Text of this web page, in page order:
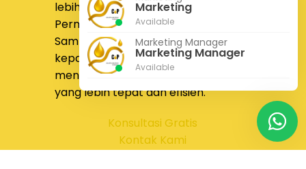
lebih nyaman,
PT Calista Anugrah
Permatasiap membantu.
Sampaikan kebutuhan proyek Anda
kepada tim kami untuk
mendapatkan solusi pengadaan
yang lebih tepat dan efisien.
Konsultasi Gratis
Kontak Kami
Marketing
Available
Marketing Manager
Marketing Manager
Available